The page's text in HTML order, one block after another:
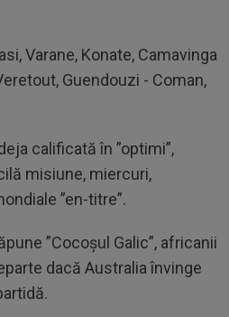
Varane, Konate, Camavinga
Guendouzi - Coman,
calificată în ”optimi”,
misiune, miercuri,
”en-titre”.
”Cocoșul Galic”, africanii
dacă Australia învinge